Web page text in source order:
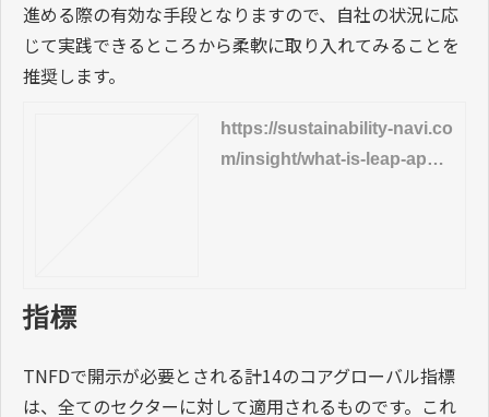
進める際の有効な手段となりますので、自社の状況に応
じて実践できるところから柔軟に取り入れてみることを
推奨します。
https://sustainability-navi.co
m/insight/what-is-leap-appr
指標
TNFDで開示が必要とされる計14のコアグローバル指標
は、全てのセクターに対して適用されるものです。これ